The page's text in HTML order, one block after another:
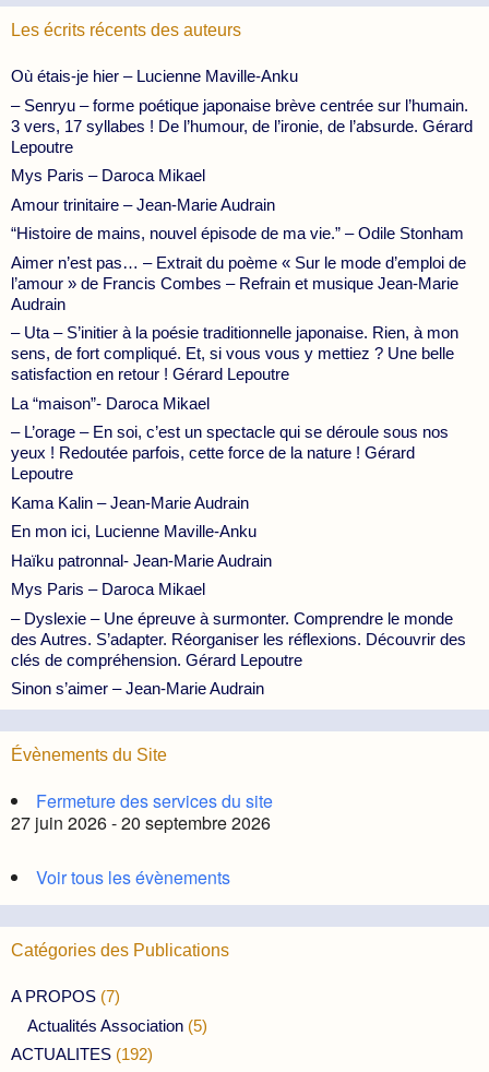
Les écrits récents des auteurs
Où étais-je hier – Lucienne Maville-Anku
– Senryu – forme poétique japonaise brève centrée sur l’humain.
3 vers, 17 syllabes ! De l’humour, de l’ironie, de l’absurde. Gérard
Lepoutre
Mys Paris – Daroca Mikael
Amour trinitaire – Jean-Marie Audrain
“Histoire de mains, nouvel épisode de ma vie.” – Odile Stonham
Aimer n’est pas… – Extrait du poème « Sur le mode d’emploi de
l’amour » de Francis Combes – Refrain et musique Jean-Marie
Audrain
– Uta – S’initier à la poésie traditionnelle japonaise. Rien, à mon
sens, de fort compliqué. Et, si vous vous y mettiez ? Une belle
satisfaction en retour ! Gérard Lepoutre
La “maison”- Daroca Mikael
– L’orage – En soi, c’est un spectacle qui se déroule sous nos
yeux ! Redoutée parfois, cette force de la nature ! Gérard
Lepoutre
Kama Kalin – Jean-Marie Audrain
En mon ici, Lucienne Maville-Anku
Haïku patronnal- Jean-Marie Audrain
Mys Paris – Daroca Mikael
– Dyslexie – Une épreuve à surmonter. Comprendre le monde
des Autres. S’adapter. Réorganiser les réflexions. Découvrir des
clés de compréhension. Gérard Lepoutre
Sinon s’aimer – Jean-Marie Audrain
Évènements du Site
Fermeture des services du site
27 juin 2026 - 20 septembre 2026
Voir tous les évènements
Catégories des Publications
A PROPOS (7)
Actualités Association (5)
ACTUALITES (192)